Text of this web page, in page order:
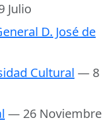
Julio
D. José de
Cultural — 8
— 26 Noviembre